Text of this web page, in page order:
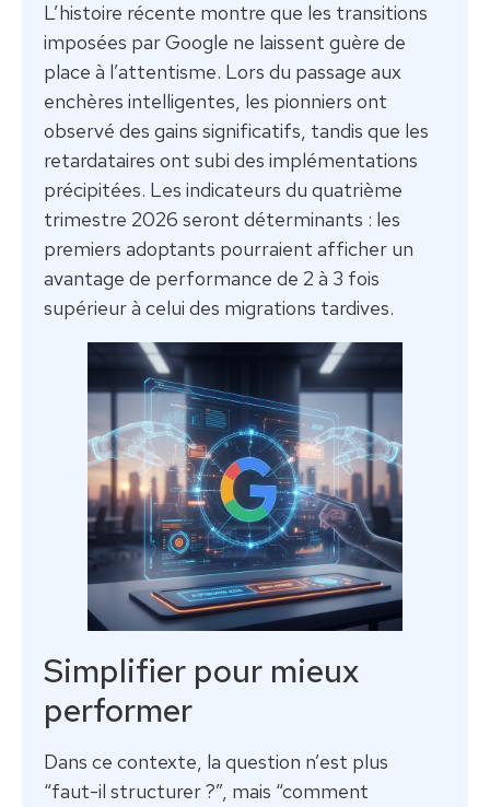
L’histoire récente montre que les transitions
imposées par Google ne laissent guère de
place à l’attentisme. Lors du passage aux
enchères intelligentes, les pionniers ont
observé des gains significatifs, tandis que les
retardataires ont subi des implémentations
précipitées. Les indicateurs du quatrième
trimestre 2026 seront déterminants : les
premiers adoptants pourraient afficher un
avantage de performance de 2 à 3 fois
supérieur à celui des migrations tardives.
Simplifier pour mieux
performer
Dans ce contexte, la question n’est plus
“faut-il structurer ?”, mais “comment